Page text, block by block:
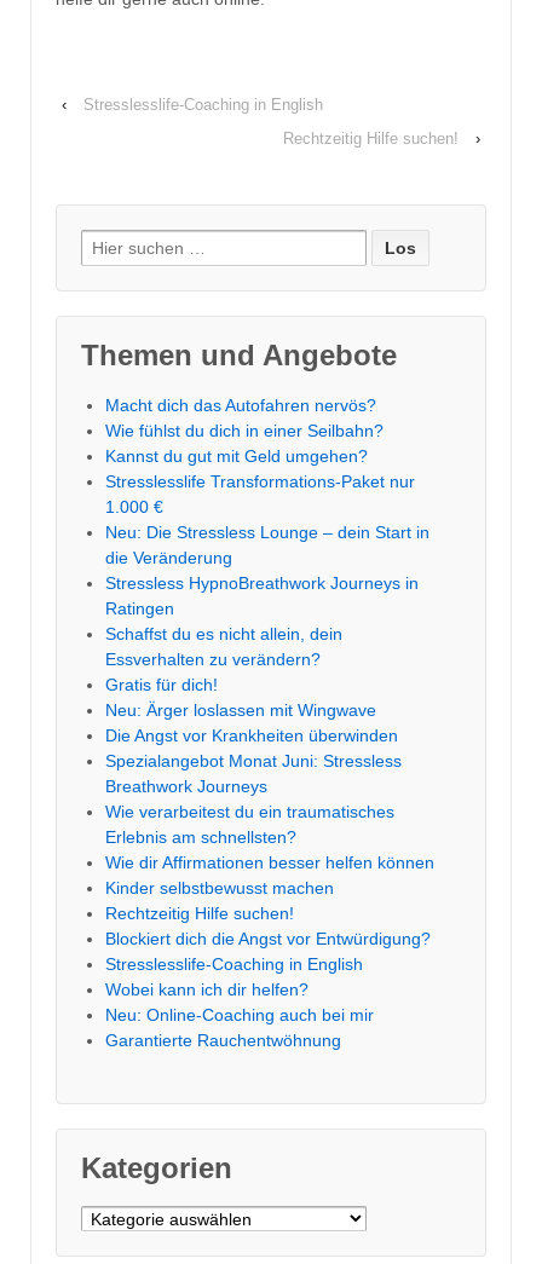
‹
Stresslesslife-Coaching in English
Rechtzeitig Hilfe suchen!
›
Suche
nach:
Themen und Angebote
Macht dich das Autofahren nervös?
Wie fühlst du dich in einer Seilbahn?
Kannst du gut mit Geld umgehen?
Stresslesslife Transformations-Paket nur
1.000 €
Neu: Die Stressless Lounge – dein Start in
die Veränderung
Stressless HypnoBreathwork Journeys in
Ratingen
Schaffst du es nicht allein, dein
Essverhalten zu verändern?
Gratis für dich!
Neu: Ärger loslassen mit Wingwave
Die Angst vor Krankheiten überwinden
Spezialangebot Monat Juni: Stressless
Breathwork Journeys
Wie verarbeitest du ein traumatisches
Erlebnis am schnellsten?
Wie dir Affirmationen besser helfen können
Kinder selbstbewusst machen
Rechtzeitig Hilfe suchen!
Blockiert dich die Angst vor Entwürdigung?
Stresslesslife-Coaching in English
Wobei kann ich dir helfen?
Neu: Online-Coaching auch bei mir
Garantierte Rauchentwöhnung
Kategorien
Kategorien